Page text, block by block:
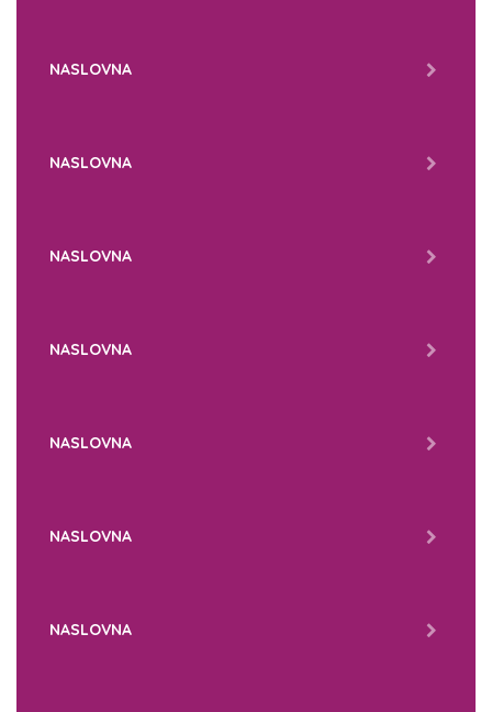
NASLOVNA
NASLOVNA
NASLOVNA
NASLOVNA
NASLOVNA
NASLOVNA
NASLOVNA